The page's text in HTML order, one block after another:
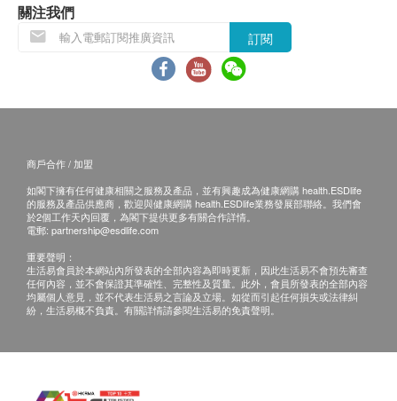
$1000 豐澤電子禮券
肝功能
丙種谷氨基轉移酵素
白蛋白
谷草轉氨酵素
總膽紅素
球蛋白
腎功能
氯化物
女性癌症指標檢查計劃
(包括: 甲種胚胎蛋白(肝), 癌抗原 19.9 (胰臟), 癌抗原 72.4
(胃), 癌胚抗原(結腸), 艾柏斯坦氏病毒全面抗體(鼻咽), 癌抗原
HK$2,600.0
包括幽門螺旋菌吹氣測試, 癌胚抗原(結腸), 癌抗原 19.9 (胰
臟), 癌抗原 72.4 (胃)
HK$2,030.0
甲狀腺功能檢查
包括游離亞甲狀腺素, 游離甲狀腺素, 促甲狀腺激素, 抗甲狀腺
球蛋白抗體, 原漿微粒甲狀抗體
HK$1,600.0
癌抗原, 游離前列腺癌抗原 (原價 $5200)
健康網購，以便我們為您做出相應的安排。
所有健康檢查/服務並非作為醫務診斷或治療用
途。當閣下身體健康出現任何疾病徵兆時，應立即
有關此服務/產品的錯漏或延誤，或因使用此服務/
產品而引致的損失、損害、受傷或法律訴訟，健康
查詢，須向提供服務之體檢中心或商戶提出。
關注我們
訂閱
商戶合作 / 加盟
如閣下擁有任何健康相關之服務及產品，並有興趣成為健康網購 health.ESDlife
的服務及產品供應商，歡迎與健康網購 health.ESDlife業務發展部聯絡。我們會
於2個工作天內回覆，為閣下提供更多有關合作詳情。
電郵: partnership@esdlife.com
重要聲明：
生活易會員於本網站內所發表的全部內容為即時更新，因此生活易不會預先審查
任何內容，並不會保證其準確性、完整性及質量。此外，會員所發表的全部內容
均屬個人意見，並不代表生活易之言論及立場。如從而引起任何損失或法律糾
紛，生活易概不負責。有關詳情請參閱生活易的免責聲明。